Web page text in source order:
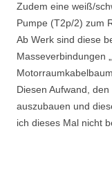
Zudem eine weiß/
Pumpe (T2p/2) zum
Ab Werk sind diese
Masseverbindungen
Diesen Aufwand,
auszubauen und
ich dieses Mal nicht